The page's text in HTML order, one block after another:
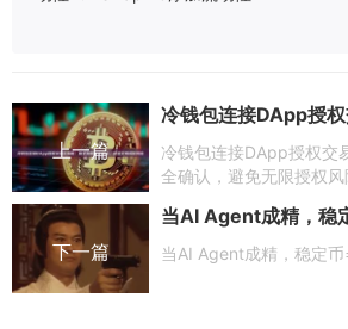
上一篇
冷钱包连接DApp授权交
全确认，避免无限授权风
下一篇
当AI Agent成精，稳
当AI Agent成精，稳定币